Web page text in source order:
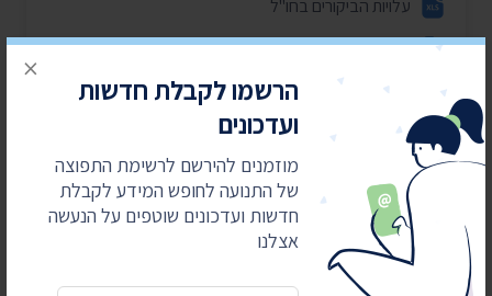
הרשמו לקבלת חדשות
ועדכונים
מוזמנים להירשם לרשימת התפוצה
של התנועה לחופש המידע לקבלת
חדשות ועדכונים שוטפים על הנעשה
אצלנו
×
עלויות הביקורים בחו"ל
פירוט המשלחות לחו"ל
תשובת הממונה על חופש המידע
מאבקים משפטיים